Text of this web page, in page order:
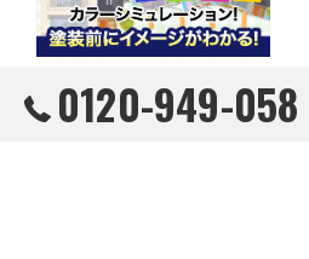
0120-949-058